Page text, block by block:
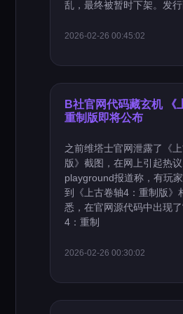
乱，最终被暂时下架。发
2026-02-26 00:45:02
B社官网代码藏玄机 《
重制版即将公布
之前维塔士官网泄露了《
版》截图，在网上引起热
playground报道称，有玩
到《上古卷轴4：重制版》
悉，在官网源代码中出现
4：重制
2026-02-26 00:30:02